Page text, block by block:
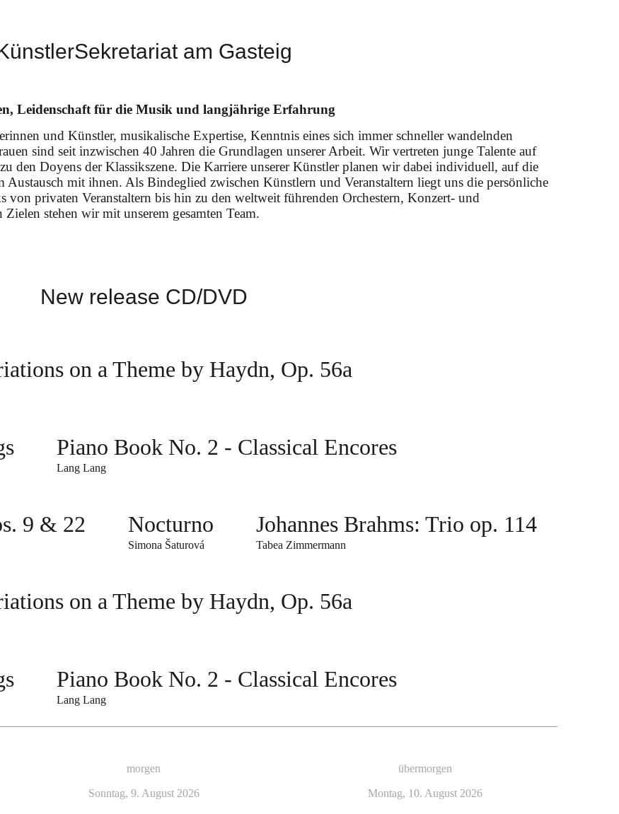
Mozartwoche 2026 Salzburg, Regie: Rolando Villazón) unter
am Gasteig
Leidenschaft für die Musik und langjährige Erfahrung
und Künstler, musikalische Expertise, Kenntnis eines sich immer schneller wandelnden
sind seit inzwischen 40 Jahren die Grundlagen unserer Arbeit. Wir vertreten junge Talente auf
den Doyens der Klassikszene. Die Karriere unserer Künstler planen wir dabei individuell, auf die
mit ihnen. Als Bindeglied zwischen Künstlern und Veranstaltern liegt uns die persönliche
von privaten Veranstaltern bis hin zu den weltweit führenden Orchestern, Konzert- und
stehen wir mit unserem gesamten Team.
New release CD/DVD
on a Theme by Haydn, Op. 56a
Piano Book No. 2 - Classical Encores
Lang Lang
9 & 22 Nocturno
Simona Šaturová
Johannes Brahms: Trio op. 114
Tabea Zimmermann
on a Theme by Haydn, Op. 56a
Piano Book No. 2 - Classical Encores
Lang Lang
morgen
Sonntag, 9. August 2026
übermorgen
Montag, 10. August 2026